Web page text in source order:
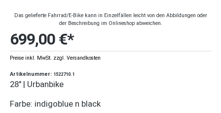
Das gelieferte Fahrrad/E-Bike kann in Einzelfällen leicht von den Abbildungen oder
der Beschreibung im Onlineshop abweichen.
699,00 €*
Preise inkl. MwSt. zzgl. Versandkosten
Artikelnummer: 1522710.1
28" | Urbanbike
Farbe: indigoblue n black